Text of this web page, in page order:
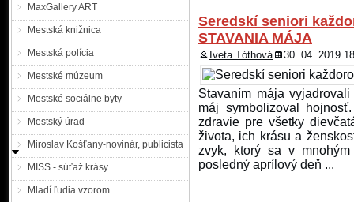
MaxGallery ART
Mestská knižnica
Mestská polícia
Mestské múzeum
Mestské sociálne byty
Mestský úrad
Miroslav Košťany-novinár, publicista
MISS - súťaž krásy
Mladí ľudia vzorom
do výkonu trestu odňatia
vysoký 181 cm. Má
S odstupom času mohol
Polícia žiada o
|MM| Tunajšie oddelenie
pátranie po nezvestnej
bytom Skalica,
pátrania po nezvestnej
Seredskí seniori
STAVANIA MÁJA
Iveta Tóthová 30. 04. 2019
Stavaním mája
máj symbolizoval
zdravie pre všetky
života, ich krásu a
zvyk, ktorý sa v
posledný aprílový deň ...